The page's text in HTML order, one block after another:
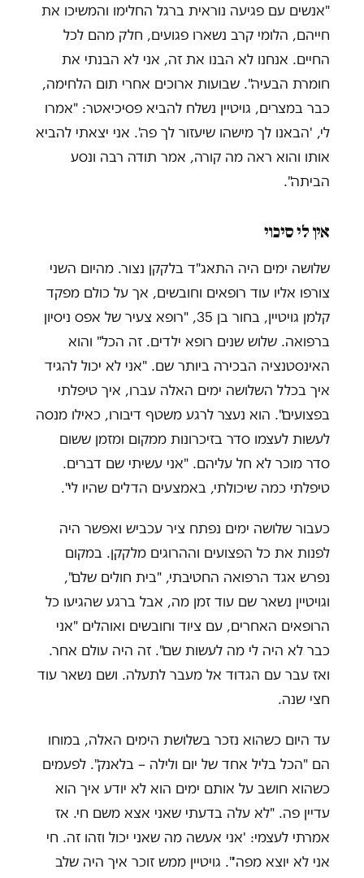
"אנשים עם פגיעה נוראית ברגל החלימו והמשיכו את
חייהם, הלומי קרב נשארו פגועים, חלק מהם לכל
החיים. אנחנו לא הבנו את זה, אני לא הבנתי את
חומרת הבעיה". שבועות ארוכים אחרי תום הלחימה,
כבר במצרים, גויטיין נשלח להביא פסיכיאטר: "אמרו
לי, 'הבאנו לך מישהו שיעזור לך פה'. אני יצאתי להביא
אותו והוא ראה מה קורה, אמר תודה רבה ונסע
הביתה".
אין לי סיכוי
שלושה ימים היה התאג"ד בלקקן נצור. מהיום השני
צורפו אליו עוד רופאים וחובשים, אך על כולם מפקד
קלמן גויטיין, בחור בן 35, "רופא צעיר של אפס ניסיון
ברפואה. שלוש שנים רופא ילדים. זה הכל" והוא
האינסטנציה הבכירה ביותר שם. "אני לא יכול להגיד
איך בכלל השלושה ימים האלה עברו, איך טיפלתי
בפצועים". הוא נעצר לרגע משטף דיבורו, כאילו מנסה
לעשות לעצמו סדר בזיכרונות ממקום ומזמן ששום
סדר מוכר לא חל עליהם. "אני עשיתי שם דברים.
טיפלתי כמה שיכולתי, באמצעים הדלים שהיו לי".
כעבור שלושה ימים נפתח ציר עכביש ואפשר היה
לפנות את כל הפצועים וההרוגים מלקקן. במקום
נפרש אגד הרפואה החטיבתי, "בית חולים שלם",
וגויטיין נשאר שם עוד זמן מה, אבל ברגע שהגיעו כל
הרופאים האחרים, עם ציוד וחובשים ואוהלים "אני
כבר לא היה לי מה לעשות שם". זה היה עולם אחר.
ואז עבר עם הגדוד אל מעבר לתעלה. ושם נשאר עוד
חצי שנה.
עד היום כשהוא נזכר בשלושת הימים האלה, במוחו
הם "הכל בליל אחד של יום ולילה – בלאנק". לפעמים
כשהוא חושב על אותם ימים הוא לא יודע איך הוא
עדיין פה. "לא עלה בדעתי שאני אצא משם חי. אז
אמרתי לעצמי: 'אני אעשה מה שאני יכול וזהו זה. חי
אני לא יוצא מפה'". גויטיין ממש זוכר איך היה שלב